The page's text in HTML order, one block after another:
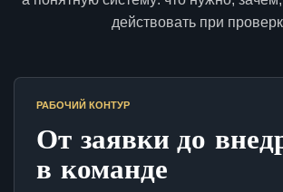
действовать при
РАБОЧИЙ КОНТУР
От заявки до
в команде